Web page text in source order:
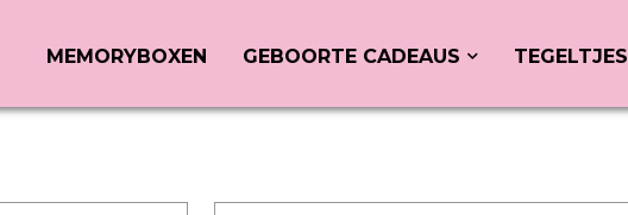
MEMORYBOXEN GEBOORTE CADEAUS TEGELTJES